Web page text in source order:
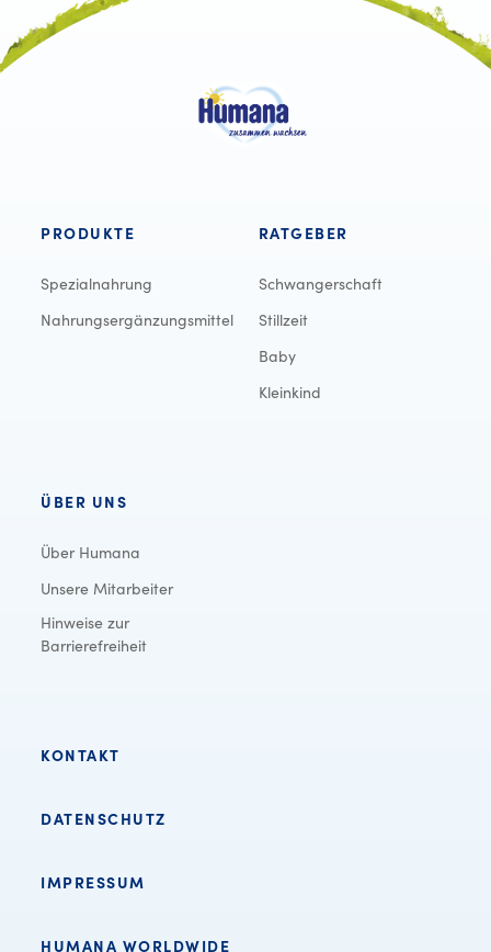
PRODUKTE
Spezialnahrung
Nahrungsergänzungsmittel
RATGEBER
Schwangerschaft
Stillzeit
Baby
Kleinkind
ÜBER UNS
Über Humana
Unsere Mitarbeiter
Hinweise zur
Barrierefreiheit
KONTAKT
DATENSCHUTZ
IMPRESSUM
HUMANA WORLDWIDE